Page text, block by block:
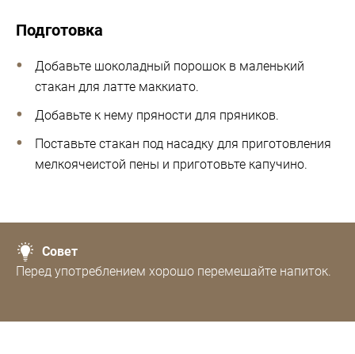
Подготовка
Добавьте шоколадный порошок в маленький
стакан для латте маккиато.
Добавьте к нему пряности для пряников.
Поставьте стакан под насадку для приготовления
мелкоячеистой пены и приготовьте капучино.
Совет
Перед употреблением хорошо перемешайте напиток.